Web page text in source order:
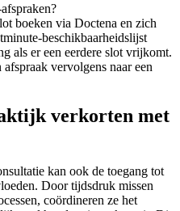
boeken via Doctena en zich
beschikbaarheidslijst
als er een eerdere slot vrijkomt.
vervolgens naar een
verkorten met
kan ook de toegang tot
Door tijdsdruk missen
coördineren ze het